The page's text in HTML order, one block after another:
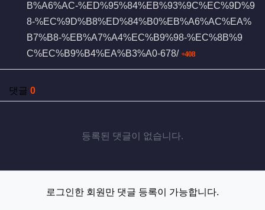
B%A6%AC-%ED%95%84%EB%93%9C%EC%9D%9
8-%EC%9D%B8%ED%84%B0%EB%A6%AC%EA%
B7%B8-%EB%A7%A4%EC%B9%98-%EC%8B%9
C%EC%B9%B4%EA%B3%A0-678/
408회 연결
댓글 0
등록된 댓글이 없습니다.
로그인한 회원만 댓글 등록이 가능합니다.